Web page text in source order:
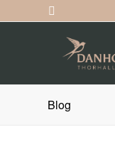
Blog